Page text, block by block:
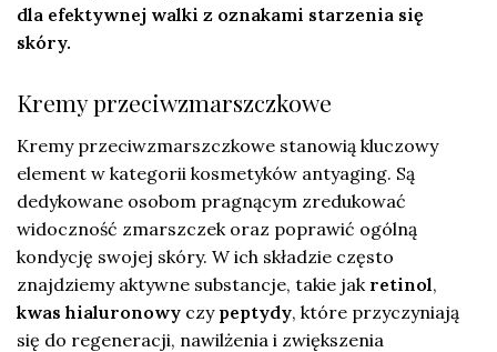
dla efektywnej walki z oznakami starzenia się
skóry.
Kremy przeciwzmarszczkowe
Kremy przeciwzmarszczkowe stanowią kluczowy
element w kategorii kosmetyków antyaging. Są
dedykowane osobom pragnącym zredukować
widoczność zmarszczek oraz poprawić ogólną
kondycję swojej skóry. W ich składzie często
znajdziemy aktywne substancje, takie jak retinol,
kwas hialuronowy czy peptydy, które przyczyniają
się do regeneracji, nawilżenia i zwiększenia